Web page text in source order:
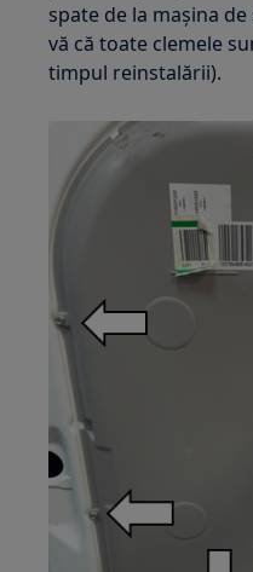
spate de la mașina
vă că toate clemele
timpul reinstalării).